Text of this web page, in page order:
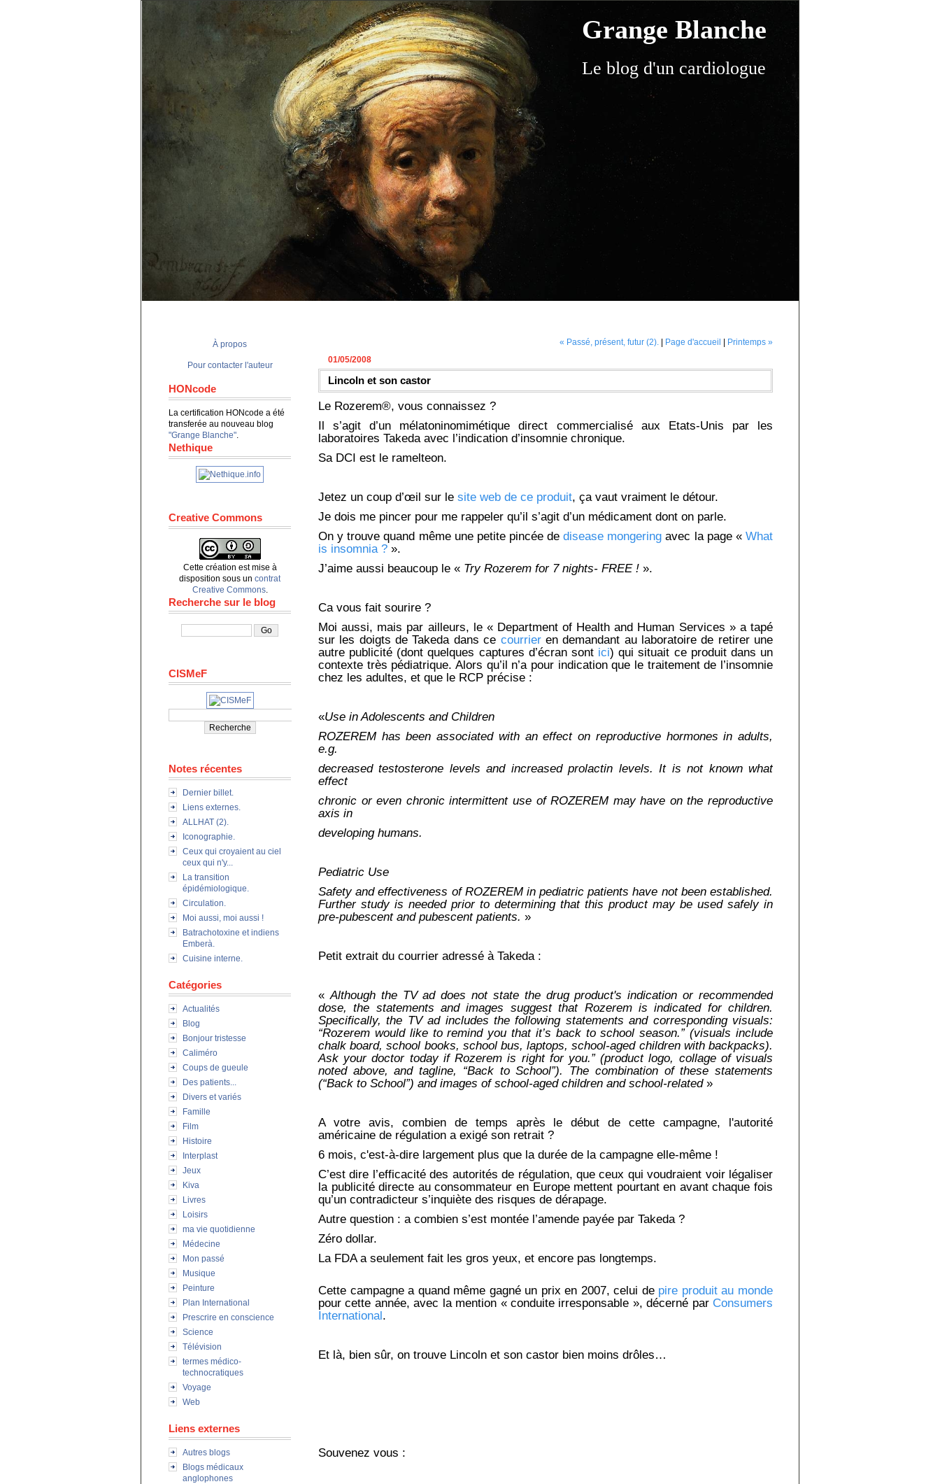
Grange Blanche
Le blog d'un cardiologue
À propos
Pour contacter l'auteur
HONcode
La certification HONcode a été
transferée au nouveau blog
"Grange Blanche".
Nethique
Creative Commons
Cette création est mise à
disposition sous un contrat
Creative Commons.
Recherche sur le blog
CISMeF
Notes récentes
Dernier billet.
Liens externes.
ALLHAT (2).
Iconographie.
Ceux qui croyaient au ciel
ceux qui n'y...
La transition
épidémiologique.
Circulation.
Moi aussi, moi aussi !
Batrachotoxine et indiens
Emberà.
Cuisine interne.
Catégories
Actualités
Blog
Bonjour tristesse
Caliméro
Coups de gueule
Des patients...
Divers et variés
Famille
Film
Histoire
Interplast
Jeux
Kiva
Livres
Loisirs
ma vie quotidienne
Médecine
Mon passé
Musique
Peinture
Plan International
Prescrire en conscience
Science
Télévision
termes médico-
technocratiques
Voyage
Web
Liens externes
Autres blogs
Blogs médicaux
anglophones
« Passé, présent, futur (2). Page d'accueil
Printemps »
01/05/2008
Lincoln et son castor
Le Rozerem®, vous connaissez ?
Il s’agit d’un mélatoninomimétique direct commercialisé aux Etats-Unis par les
laboratoires Takeda avec l’indication d’insomnie chronique.
Sa DCI est le ramelteon.
Jetez un coup d’œil sur le site web de ce produit, ça vaut vraiment le détour.
Je dois me pincer pour me rappeler qu’il s’agit d’un médicament dont on parle.
On y trouve quand même une petite pincée dedisease mongering avec la page «What
is insomnia ? ».
J’aime aussi beaucoup le « Try Rozerem for 7 nights- FREE ! ».
Ca vous fait sourire ?
Moi aussi, mais par ailleurs, le « Department of Health and Human Services » a tapé
sur les doigts de Takeda dans ce courrieren demandant au laboratoire de retirer une
autre publicité (dont quelques captures d’écran sont ici) qui situait ce produit dans un
contexte très pédiatrique. Alors qu’il n’a pour indication que le traitement de l’insomnie
chez les adultes, et que le RCP précise :
«Use in Adolescents and Children
ROZEREM has been associated with an effect on reproductive hormones in adults,
e.g.
decreased testosterone levels and increased prolactin levels. It is not known what
effect
chronic or even chronic intermittent use of ROZEREM may have on the reproductive
axis in
developing humans.
Pediatric Use
Safety and effectiveness of ROZEREM in pediatric patients have not been established.
Further study is needed prior to determining that this product may be used safely in
pre-pubescent and pubescent patients. »
Petit extrait du courrier adressé à Takeda :
«Although the TV ad does not state the drug product's indication or recommended
dose, the statements and images suggest that Rozerem is indicated for children.
Specifically, the TV ad includes the following statements and corresponding visuals:
“Rozerem would like to remind you that it’s back to school season.” (visuals include
chalk board, school books, school bus, laptops, school-aged children with backpacks).
Ask your doctor today if Rozerem is right for you.” (product logo, collage of visuals
noted above, and tagline, “Back to School”). The combination of these statements
(“Back to School”) and images of school-aged children and school-related »
A votre avis, combien de temps après le début de cette campagne, l'autorité
américaine de régulation a exigé son retrait ?
6 mois, c'est-à-dire largement plus que la durée de la campagne elle-même !
C’est dire l’efficacité des autorités de régulation, que ceux qui voudraient voir légaliser
la publicité directe au consommateur en Europe mettent pourtant en avant chaque fois
qu’un contradicteur s’inquiète des risques de dérapage.
Autre question : a combien s’est montée l’amende payée par Takeda ?
Zéro dollar.
La FDA a seulement fait les gros yeux, et encore pas longtemps.
Cette campagne a quand même gagné un prix en 2007, celui de pire produit au monde
pour cette année, avec la mention « conduite irresponsable », décerné par Consumers
International.
Et là, bien sûr, on trouve Lincoln et son castor bien moins drôles…
Souvenez vous :